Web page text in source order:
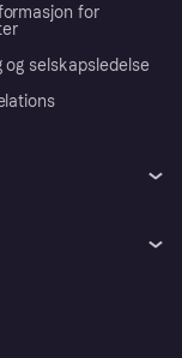
for
og selskapsledelse